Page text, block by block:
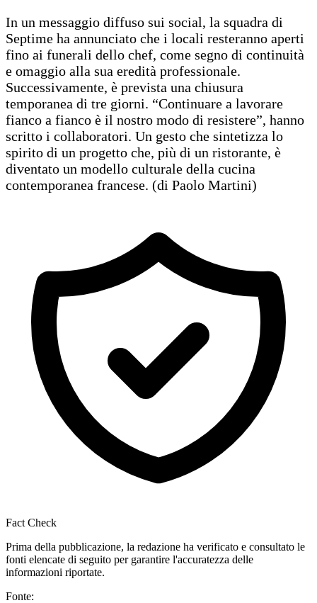
In un messaggio diffuso sui social, la squadra di
Septime ha annunciato che i locali resteranno aperti
fino ai funerali dello chef, come segno di continuità
e omaggio alla sua eredità professionale.
Successivamente, è prevista una chiusura
temporanea di tre giorni. “Continuare a lavorare
fianco a fianco è il nostro modo di resistere”, hanno
scritto i collaboratori. Un gesto che sintetizza lo
spirito di un progetto che, più di un ristorante, è
diventato un modello culturale della cucina
contemporanea francese. (di Paolo Martini)
Fact Check
Prima della pubblicazione, la redazione ha verificato e consultato le
fonti elencate di seguito per garantire l'accuratezza delle
informazioni riportate.
Fonte: